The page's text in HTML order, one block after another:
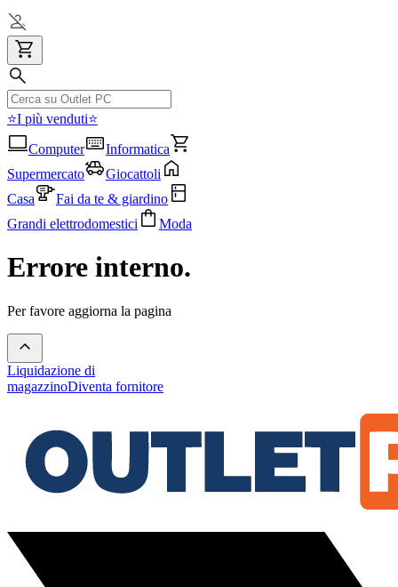
⭐I più venduti⭐
Computer
Informatica
Supermercato
Giocattoli
Casa
Fai da te & giardino
Grandi elettrodomestici
Moda
Errore interno.
Per favore aggiorna la pagina
Liquidazione di
magazzinoDiventa fornitore